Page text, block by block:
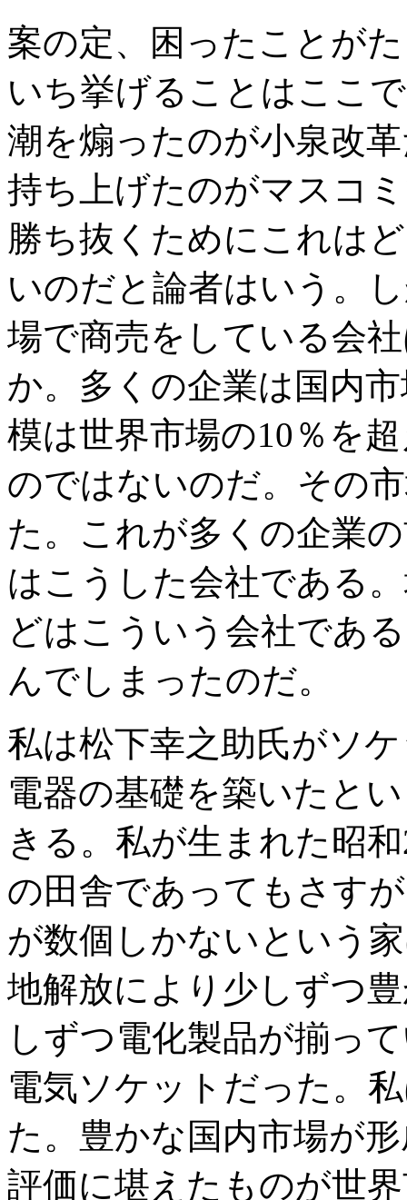
案の定、困ったことが
いち挙げることはここ
潮を煽ったのが小泉改
持ち上げたのがマスコ
勝ち抜くためにこれは
いのだと論者はいう。
場で商売をしている会
か。多くの企業は国内
模は世界市場の10％を
のではないのだ。その
た。これが多くの企業
はこうした会社である
どはこういう会社であ
んでしまったのだ。
私は松下幸之助氏がソ
電器の基礎を築いたと
きる。私が生まれた昭
の田舎であってもさす
が数個しかないという
地解放により少しずつ
しずつ電化製品が揃っ
電気ソケットだった。
た。豊かな国内市場が
評価に堪えたものが世